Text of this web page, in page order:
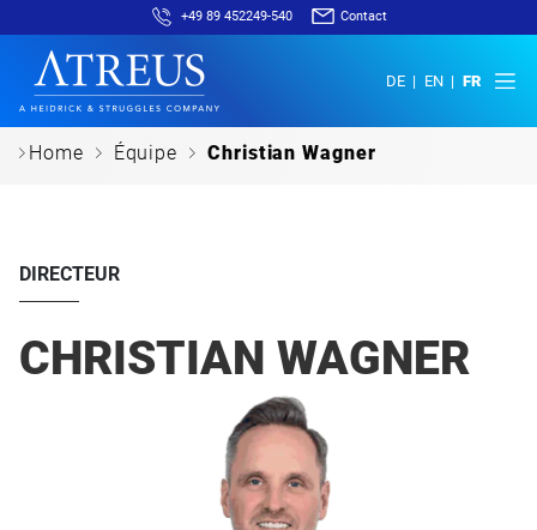
+49 89 452249-540 Contact
DE EN FR
c Home c Équipe cChristian Wagner
DIRECTEUR
CHRISTIAN WAGNER